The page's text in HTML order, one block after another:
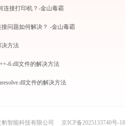
连接打印机？-金山毒霸
接问题如何解决？ -金山毒霸
决方法
6.dll文件的解决方法
文件的解决方法
智能科技有限公司 京ICP备2025133740号-18